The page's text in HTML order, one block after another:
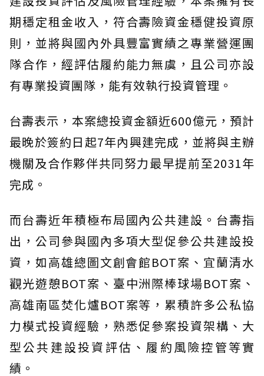
期穩定租金收入，符合壽險資金穩健投資原
則，並將與國內外具豐富實績之專業營運團
隊合作，經評估履約能力無虞，且公司亦設
有專業投資團隊，能有效執行投資管理。
台壽表示，本案總投資金額近600億元，預計
最晚於簽約日起7年內興建完成，並將與主辦
機關及合作夥伴共同努力最早提前至2031年
完成。
而台壽近年積極布局國內公共建設。台壽指
出，公司參與國內多項大型促參公共建設投
資，如高雄總圖文創會館BOT案、宜蘭清水
觀光遊憩BOT案、臺中洲際棒球場BOT案、
高雄南區焚化爐BOT案等，累積許多公私協
力模式投資經驗，熟悉促參案投資架構、大
型公共建設投資評估、履約風險控管等實
績。